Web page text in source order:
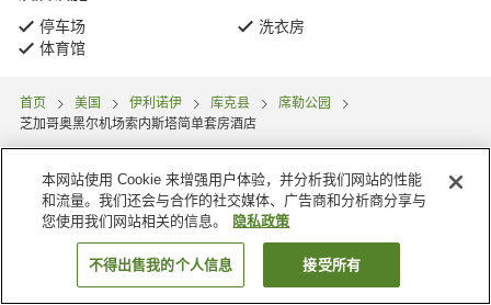
停车场
洗衣房
体育馆
首页 美国 伊利诺伊 库克县
席勒公园
芝加哥奥黑尔机场索内斯塔简单套房酒店
搜索客房
本网站使用 Cookie 来增强用户体验，并分析我们网站的性能
和流量。我们还会与合作的社交媒体、广告商和分析商分享与
您使用我们网站相关的信息。
隐私政策
不得出售我的个人信息 接受所有